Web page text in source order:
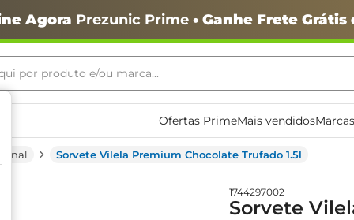
Agora Prezunic Prime• Ganhe Frete Grátis
por produto e/ou marca...
Ofertas PrimeMais vendidos
Sorvete Vilela Premium Chocolate Trufado 1.5l
1744297002
Sorvete
buscados